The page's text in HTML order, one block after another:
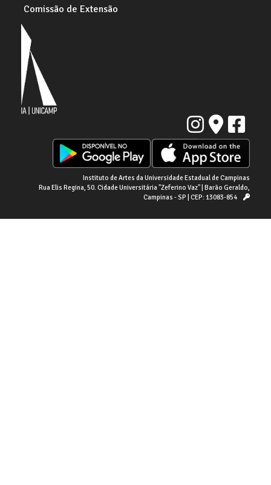
Comissão de Extensão
Instituto de Artes da Universidade Estadual de Campinas
Rua Elis Regina, 50. Cidade Universitária "Zeferino Vaz" | Barão Geraldo,
Campinas - SP | CEP: 13083-854